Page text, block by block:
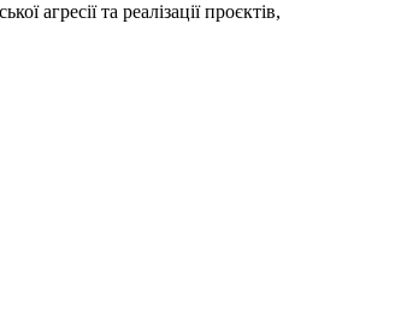
агресії та реалізації проєктів,